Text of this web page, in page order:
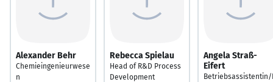
Alexander Behr
Chemieingenieurwese
n
Rebecca Spielau
Head of R&D Process
Development
Angela Straß-
Eifert
Betriebsassistentin/